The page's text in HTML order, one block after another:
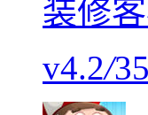
装修
v4.2/